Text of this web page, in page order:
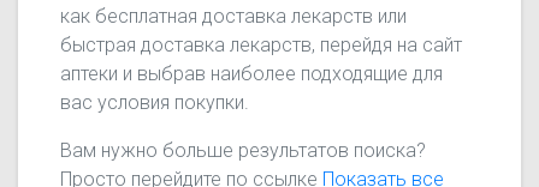
как бесплатная доставка лекарств или
быстрая доставка лекарств, перейдя на сайт
аптеки и выбрав наиболее подходящие для
вас условия покупки.
Вам нужно больше результатов поиска?
Просто перейдите по ссылке Показать все